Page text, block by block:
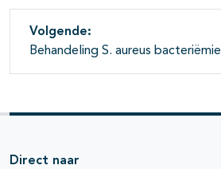
Volgende:
Behandeling S. aureus bacteriëmie
Direct naar